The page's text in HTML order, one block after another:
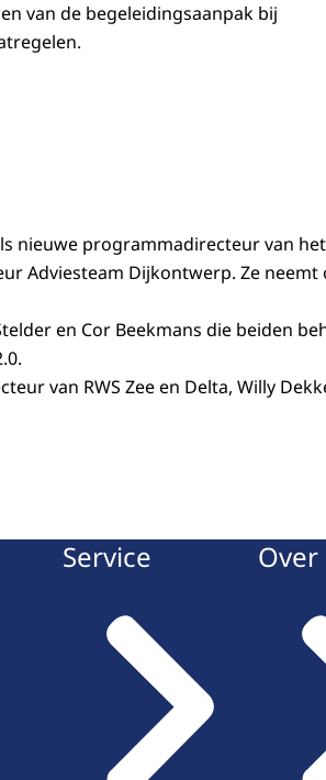
van de begeleidingsaanpak bij
2024
nieuwe programmadirecteur van het
Adviesteam Dijkontwerp. Ze
en Cor Beekmans die beiden
van RWS Zee en Delta, Willy
Service